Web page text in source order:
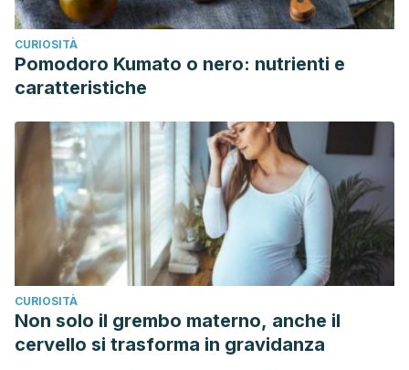
CURIOSITÀ
Pomodoro Kumato o nero: nutrienti e
caratteristiche
CURIOSITÀ
Non solo il grembo materno, anche il
cervello si trasforma in gravidanza